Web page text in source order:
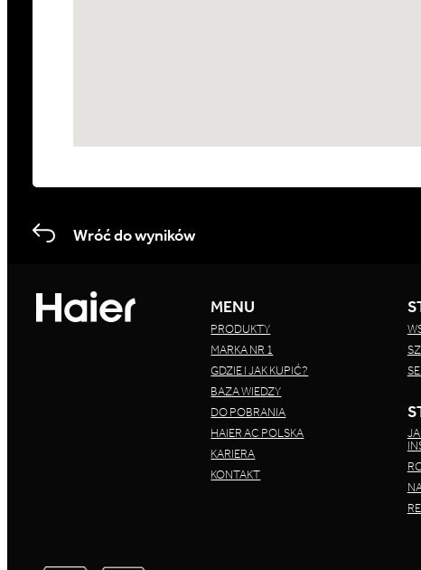
Wróć do wyników
MENU
PRODUKTY
MARKA NR 1
GDZIE I JAK KUPIĆ?
BAZA WIEDZY
DO POBRANIA
HAIER AC POLSKA
KARIERA
KONTAKT